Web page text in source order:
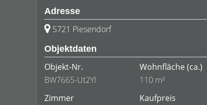
Adresse
5721 Piesendorf
Objektdaten
Objekt-Nr.
BW7665-Ut2Yl
Wohnfläche (ca.)
110 m²
Zimmer
Kaufpreis